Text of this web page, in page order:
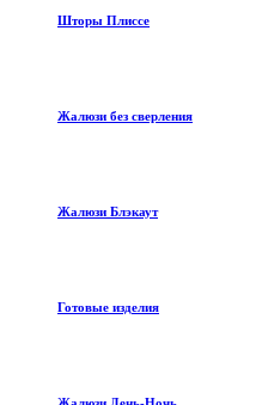
Шторы Плиссе
Жалюзи без сверления
Жалюзи Блэкаут
Готовые изделия
Жалюзи День-Ночь